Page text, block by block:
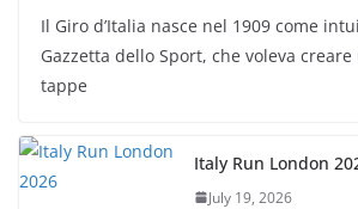
Il Giro d’Italia nasce nel 1909 come
Gazzetta dello Sport, che voleva creare
tappe
Italy Run London
July 19, 2026